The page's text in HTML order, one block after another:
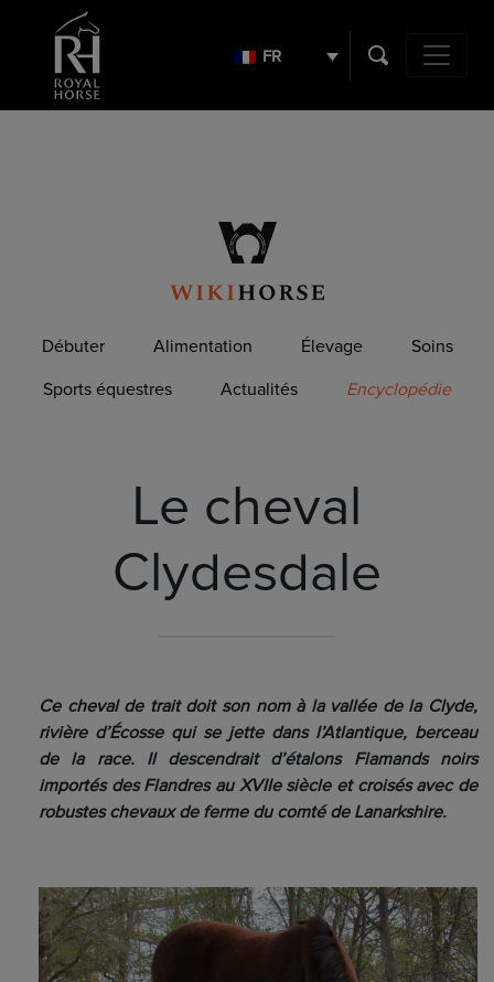
FR
Débuter Alimentation Élevage Soins
Sports équestres Actualités Encyclopédie
Le cheval
Clydesdale
Ce cheval de trait doit son nom à la vallée de la Clyde,
rivière d’Écosse qui se jette dans l’Atlantique, berceau
de la race. Il descendrait d’étalons Flamands noirs
importés des Flandres au XVIIe siècle et croisés avec de
robustes chevaux de ferme du comté de Lanarkshire.